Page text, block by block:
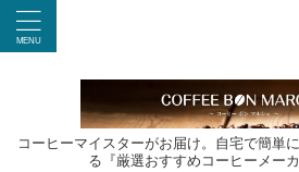
コーヒーマイスターがお届け。自宅で簡単
る『厳選おすすめコーヒーメー